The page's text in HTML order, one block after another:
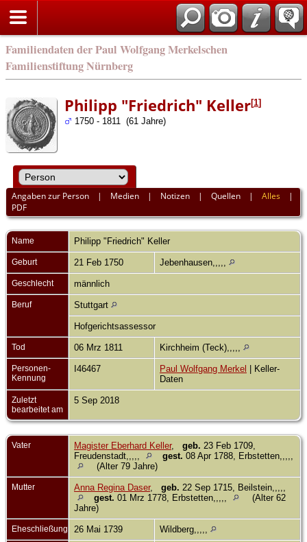
Familiendaten der Paul Wolfgang Merkelschen
Familienstiftung Nürnberg
Philipp "Friedrich" Keller[1]
1750 - 1811 (61 Jahre)
Angaben zur Person | Medien | Notizen |Quellen |Alles |
PDF
Name Philipp "Friedrich" Keller
Geburt 21 Feb 1750 Jebenhausen,,,,,
Geschlecht männlich
Beruf Stuttgart
Hofgerichtsassessor
Tod 06 Mrz 1811 Kirchheim (Teck),,,,,
Personen-
Kennung
I46467 Paul Wolfgang Merkel
| Keller-
Daten
Zuletzt
bearbeitet am
5 Sep 2018
Vater Magister Eberhard Keller, geb. 23 Feb 1709,
Freudenstadt,,,,,
gest. 08 Apr 1788, Erbstetten,,,,,
(Alter 79 Jahre)
Mutter Anna Regina Daser, geb. 22 Sep 1715, Beilstein,,,,,
gest. 01 Mrz 1778, Erbstetten,,,,,
(Alter 62
Jahre)
Eheschließung 26 Mai 1739 Wildberg,,,,,